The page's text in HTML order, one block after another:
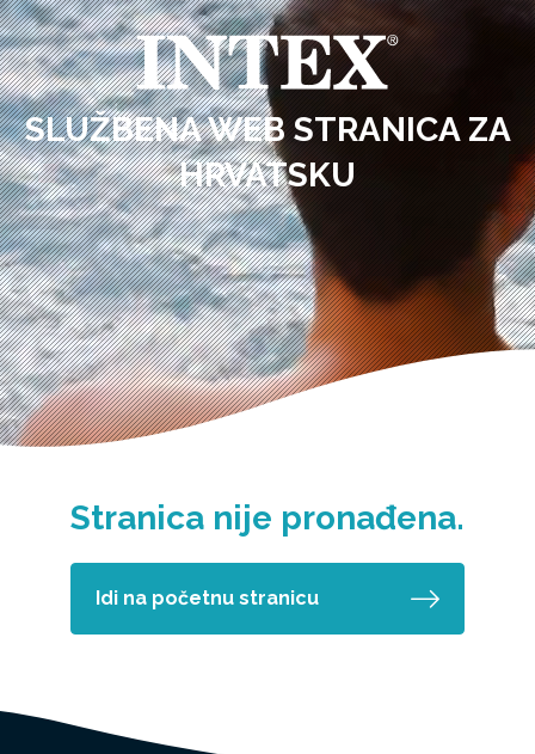
SLUŽBENA WEB STRANICA ZA
HRVATSKU
Stranica nije pronađena.
Idi na početnu stranicu